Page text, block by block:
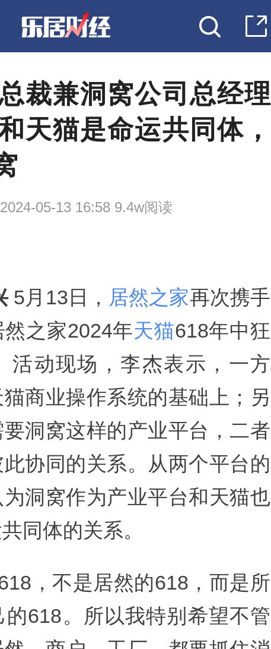
裁兼洞窝公司总经理
天猫是命运共同体，
05-13 16:58 9.4w阅读
5月13日， 居然之家再次携手
之家2024年天猫618年中狂
活动现场，李杰表示，一方
商业操作系统的基础上；另
洞窝这样的产业平台，二者
协同的关系。从两个平台的
洞窝作为产业平台和天猫也
同体的关系。
，不是居然的618，而是所
618。所以我特别希望不管